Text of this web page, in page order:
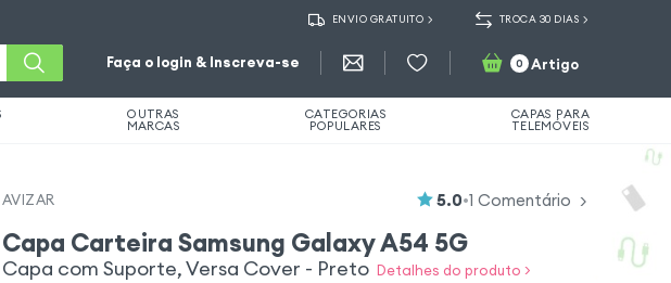
ENVIO GRATUITO TROCA 30 DIAS
Faça o login & Inscreva-se 0 Artigo
OUTRAS
MARCAS
CATEGORIAS
POPULARES
CAPAS PARA
TELEMÓVEIS
AVIZAR 5.0•1 Comentário
Capa Carteira Samsung Galaxy A54 5G
Capa com Suporte, Versa Cover - Preto Detalhes do produto >